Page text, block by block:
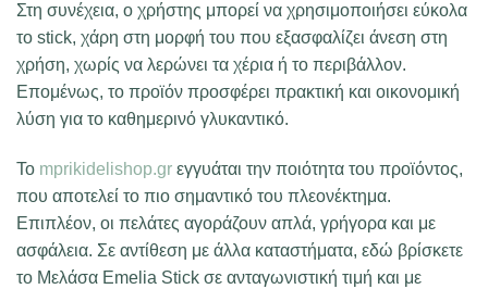
Στη συνέχεια, ο χρήστης μπορεί να χρησιμοποιήσει εύκολα
το stick, χάρη στη μορφή του που εξασφαλίζει άνεση στη
χρήση, χωρίς να λερώνει τα χέρια ή το περιβάλλον.
Επομένως, το προϊόν προσφέρει πρακτική και οικονομική
λύση για το καθημερινό γλυκαντικό.
Το mprikidelishop.gr εγγυάται την ποιότητα του προϊόντος,
που αποτελεί το πιο σημαντικό του πλεονέκτημα.
Επιπλέον, οι πελάτες αγοράζουν απλά, γρήγορα και με
ασφάλεια. Σε αντίθεση με άλλα καταστήματα, εδώ βρίσκετε
το Μελάσα Emelia Stick σε ανταγωνιστική τιμή και με